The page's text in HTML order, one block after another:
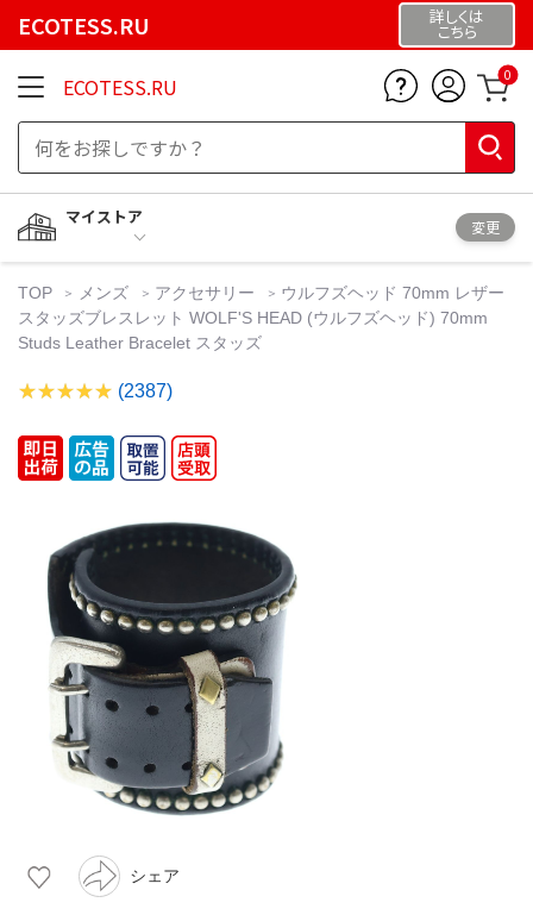
ECOTESS.RU 詳しくは
こちら
ECOTESS.RU 0
マイストア
変更
TOP メンズ アクセサリー
ウルフズヘッド 70mm レザー
スタッズブレスレット WOLF'S HEAD (ウルフズヘッド) 70mm
Studs Leather Bracelet スタッズ
(2387)
シェア